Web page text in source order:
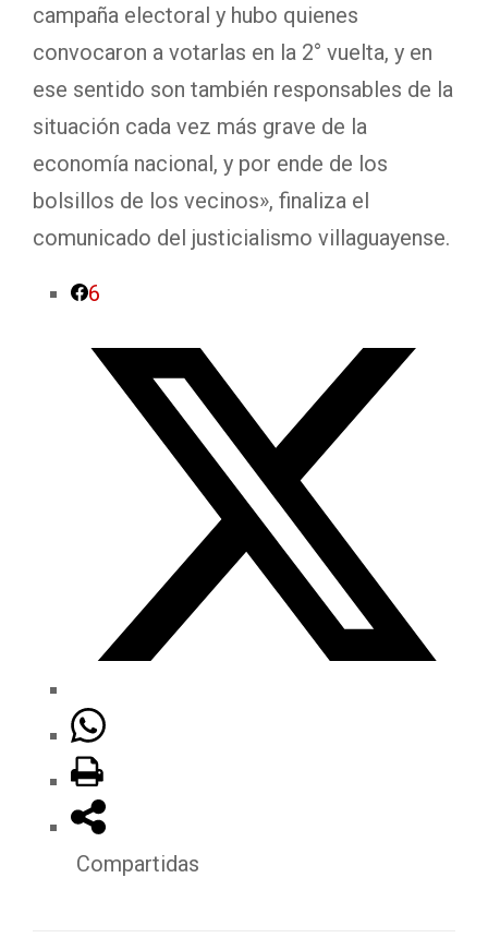
campaña electoral y hubo quienes
convocaron a votarlas en la 2° vuelta, y en
ese sentido son también responsables de la
situación cada vez más grave de la
economía nacional, y por ende de los
bolsillos de los vecinos», finaliza el
comunicado del justicialismo villaguayense.
6
Compartidas